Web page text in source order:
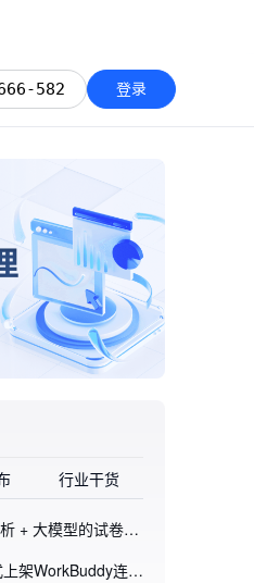
582 登录
行业干货
试卷智能解析：基于文档解析 + 大模型的试卷抽取搭建思路（附GitHub项目地址）
TextIn xParse文档解析正式上架WorkBuddy连接器！WorkBuddy能“读懂”你的每一份文档了